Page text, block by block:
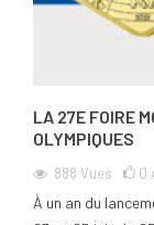
LA 27E FOIRE
OLYMPIQUES
888 Vues 0
À un an du